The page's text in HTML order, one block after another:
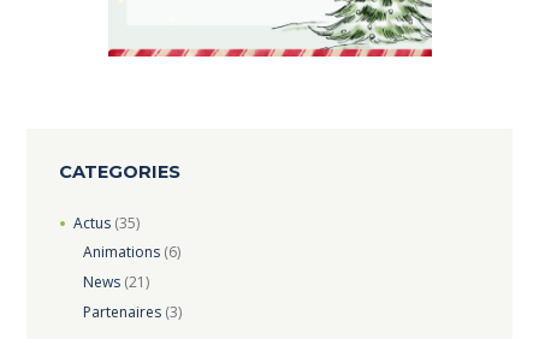
CATEGORIES
Actus(35)
Animations (6)
News (21)
Partenaires (3)